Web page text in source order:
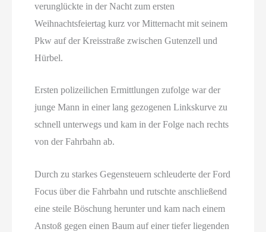
verunglückte in der Nacht zum ersten
Weihnachtsfeiertag kurz vor Mitternacht mit seinem
Pkw auf der Kreisstraße zwischen Gutenzell und
Hürbel.
Ersten polizeilichen Ermittlungen zufolge war der
junge Mann in einer lang gezogenen Linkskurve zu
schnell unterwegs und kam in der Folge nach rechts
von der Fahrbahn ab.
Durch zu starkes Gegensteuern schleuderte der Ford
Focus über die Fahrbahn und rutschte anschließend
eine steile Böschung herunter und kam nach einem
Anstoß gegen einen Baum auf einer tiefer liegenden